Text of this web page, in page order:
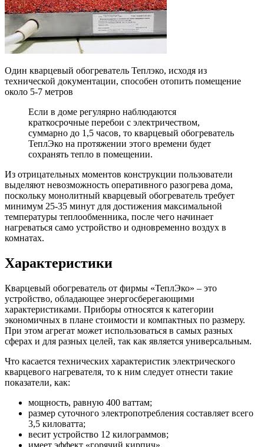
Один кварцевый обогреватель Теплэко, исходя из
технической документации, способен отопить помещение
около 5-7 метров
Если в доме регулярно наблюдаются
краткосрочные перебои с электричеством,
суммарно до 1,5 часов, то кварцевый обогреватель
ТеплЭко на протяжении этого времени будет
сохранять тепло в помещении.
Из отрицательных моментов конструкции пользователи
выделяют невозможность оперативного разогрева дома,
поскольку монолитный кварцевый обогреватель требует
минимум 25-35 минут для достижения максимальной
температуры теплообменника, после чего начинает
нагреваться само устройство и одновременно воздух в
комнатах.
Характеристики
Кварцевый обогреватель от фирмы «ТеплЭко» – это
устройство, обладающее энергосберегающими
характеристиками. Приборы относятся к категории
экономичных в плане стоимости и компактных по размеру.
При этом агрегат может использоваться в самых разных
сферах и для разных целей, так как является универсальным.
Что касается технических характеристик электрического
кварцевого нагревателя, то к ним следует отнести такие
показатели, как:
мощность, равную 400 ваттам;
размер суточного электропотребления составляет всего
3,5 киловатта;
весит устройство 12 килограммов;